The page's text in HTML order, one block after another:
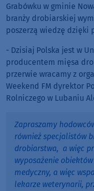
Grabówku w gminie
branży drobiarskiej
poszerzą wiedzę dzięki
- Dzisiaj Polska jest w
producentem mięsa
przerwie wracamy z
Weekend FM dyrektor
Rolniczego w Lubaniu
Zapraszamy
również specjalistów
drobiarstwa, a więc
wyposażenie
medyczny, a więc
lekarze weterynarii,